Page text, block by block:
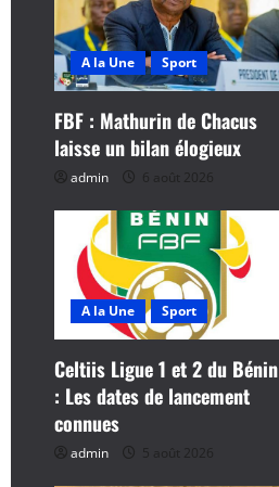
n
d
’
a
c
l
e
A la Une Sport
FBF : Mathurin de Chacus
laisse un bilan élogieux
admin 6 août 2026
A la Une Sport
Celtiis Ligue 1 et 2 du Bénin
: Les dates de lancement
connues
admin 5 août 2026